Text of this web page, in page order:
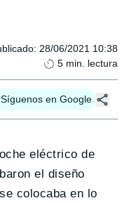
: 28/06/2021 10:38
5 min. lectura
Síguenos en Google
eléctrico de
el diseño
colocaba en lo